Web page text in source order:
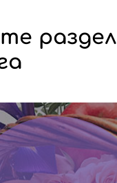
раздел